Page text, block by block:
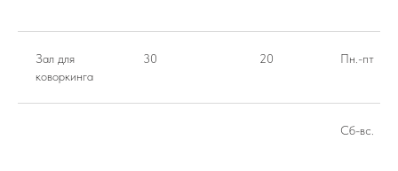
Зал для
коворкинга
30 20 Пн.-пт
Сб-вс.